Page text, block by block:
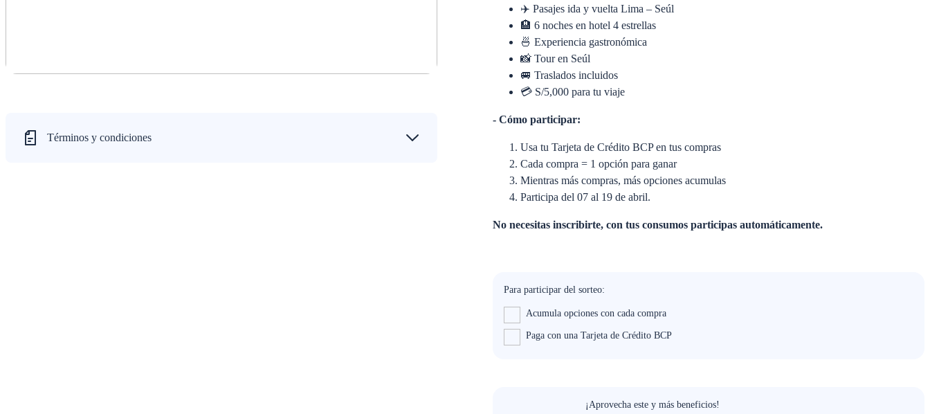
Términos y condiciones
✈️ Pasajes ida y vuelta Lima – Seúl
🏨 6 noches en hotel 4 estrellas
🍜 Experiencia gastronómica
📸 Tour en Seúl
🚐 Traslados incluidos
💳 S/5,000 para tu viaje
- Cómo participar:
Usa tu Tarjeta de Crédito BCP en tus compras
Cada compra = 1 opción para ganar
Mientras más compras, más opciones acumulas
Participa del 07 al 19 de abril.
No necesitas inscribirte, con tus consumos participas automáticamente.
Para participar del sorteo:
Acumula opciones con cada compra
Paga con una Tarjeta de Crédito BCP
¡Aprovecha este y más beneficios!